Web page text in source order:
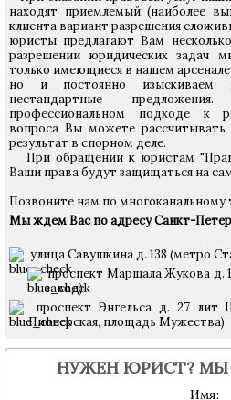
находят приемлемый (наиболее
клиента вариант разрешения
юристы предлагают Вам
разрешении юридических задач
только имеющиеся в нашем
но и постоянно
нестандартные
профессиональном подходе к
вопроса Вы можете
результат в спорном деле.
При обращении к юристам
Ваши права будут защищаться на
Позвоните нам по многоканальному
Мы ждем Вас по адресу Санкт-
улица Савушкина д. 138 (метро
проспект Маршала Жукова д.
завод)
проспект Энгельса д. 27
Пионерская, площадь Мужества)
НУЖЕН ЮРИСТ? МЫ
Имя: